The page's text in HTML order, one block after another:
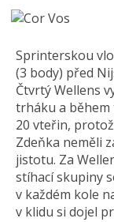
Sprinterskou
(3 body) před
Čtvrtý Wellens
trháku a
20 vteřin,
Zdeňka neměli
jistotu. Za
stíhací skupiny
v každém kole
v klidu si dojel